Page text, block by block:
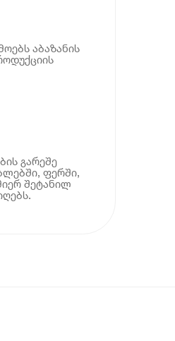
აბაზანის
გარეშე
ფერში,
შეტანილ